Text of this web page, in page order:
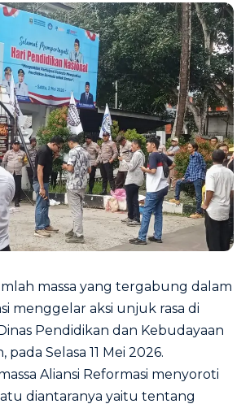
massa yang tergabung dalam
menggelar aksi unjuk rasa di
Pendidikan dan Kebudayaan
pada Selasa 11 Mei 2026.
Aliansi Reformasi menyoroti
diantaranya yaitu tentang